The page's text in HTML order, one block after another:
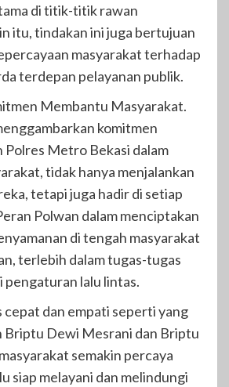
di titik-titik rawan
itu, tindakan ini juga bertujuan
masyarakat terhadap
terdepan pelayanan publik.
Membantu Masyarakat.
komitmen
Polres Metro Bekasi dalam
tidak hanya menjalankan
tetapi juga hadir di setiap
Polwan dalam menciptakan
di tengah masyarakat
terlebih dalam tugas-tugas
pengaturan lalu lintas.
cepat dan empati seperti yang
Briptu Dewi Mesrani dan Briptu
semakin percaya
siap melayani dan melindungi